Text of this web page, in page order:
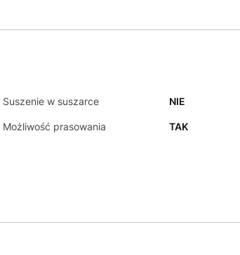
Suszenie w suszarce NIE
Możliwość prasowania TAK